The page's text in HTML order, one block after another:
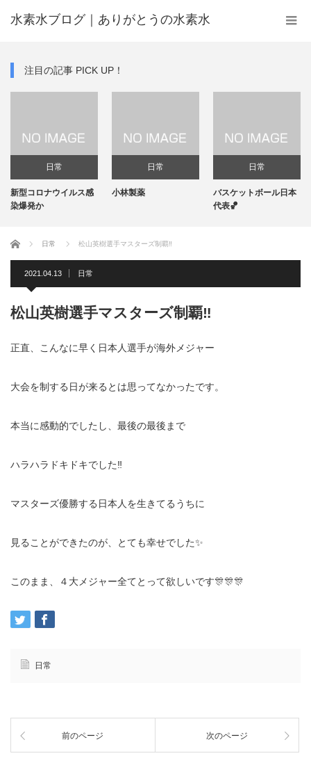
水素水ブログ｜ありがとうの水素水
注目の記事 PICK UP！
日常
新型コロナウイルス感
染爆発か
日常
小林製薬
日常
バスケットボール日本
代表🏀
ホーム 日常 松山英樹選手マスターズ制覇‼️
2021.04.13 日常
松山英樹選手マスターズ制覇‼️
正直、こんなに早く日本人選手が海外メジャー
大会を制する日が来るとは思ってなかったです。
本当に感動的でしたし、最後の最後まで
ハラハラドキドキでした‼️
マスターズ優勝する日本人を生きてるうちに
見ることができたのが、とても幸せでした✨
このまま、４大メジャー全てとって欲しいです🎊🎊🎊
日常
前のページ 次のページ